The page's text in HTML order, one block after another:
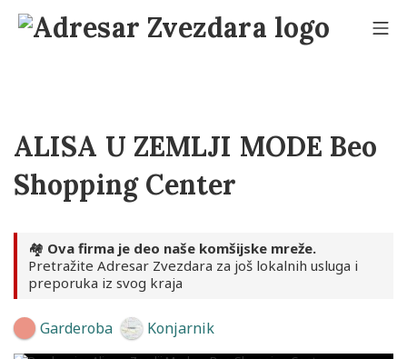
ALISA U ZEMLJI MODE Beo
Shopping Center
🏘️ Ova firma je deo naše komšijske mreže.
Pretražite Adresar Zvezdara za još lokalnih usluga i
preporuka iz svog kraja
Garderoba Konjarnik